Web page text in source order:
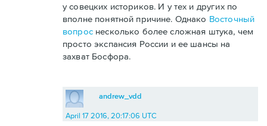
у совецких историков. И у тех и других по
вполне понятной причине. Однако Восточный
вопроснесколько более сложная штука, чем
просто экспансия России и ее шансы на
захват Босфора.
andrew_vdd
April 17 2016, 20:17:06 UTC